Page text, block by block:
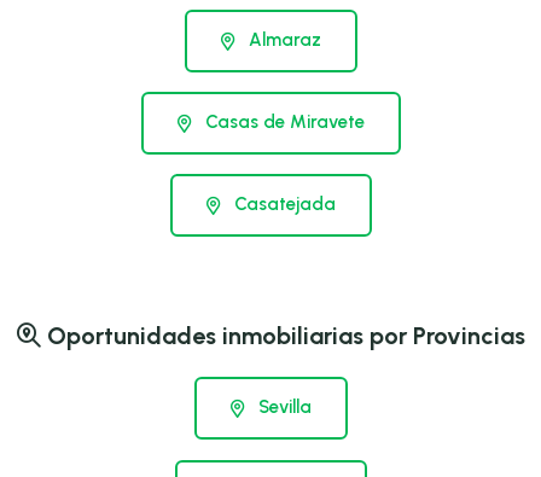
Almaraz
Casas de Miravete
Casatejada
Oportunidades inmobiliarias por Provincias
Sevilla